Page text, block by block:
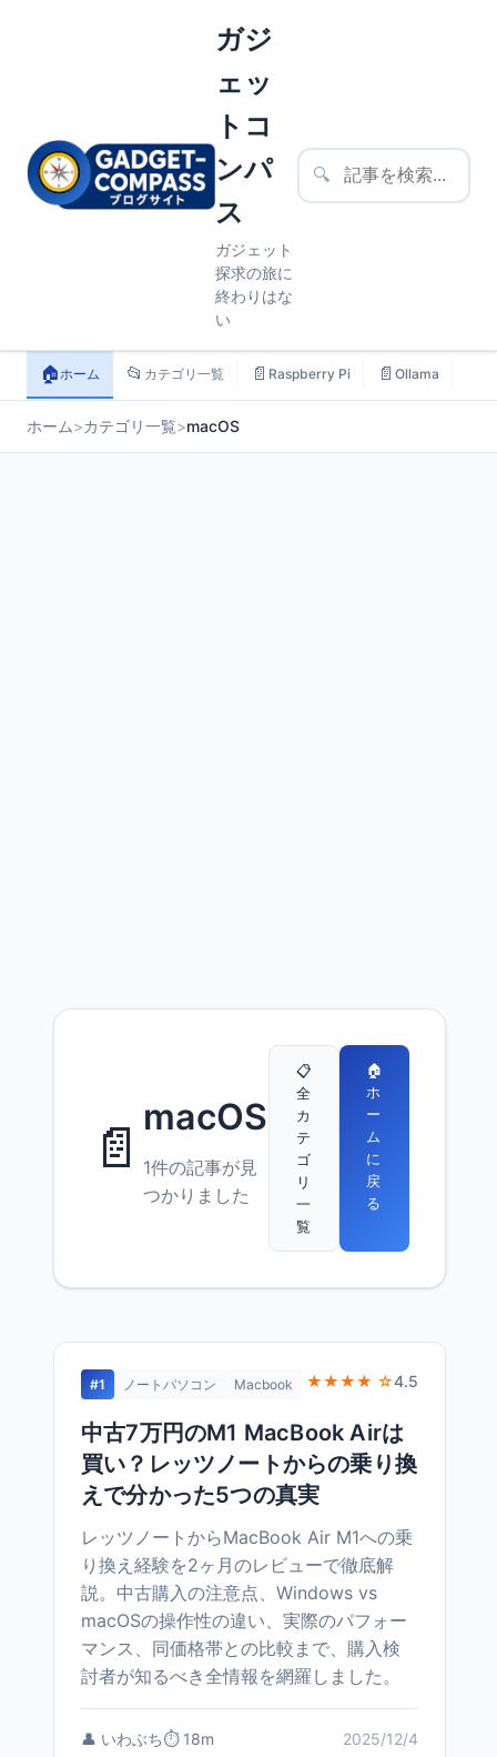
ガジ
ェッ
トコ
ンパ
ス
ガジェット
探求の旅に
終わりはな
い
🔍
🏠ホーム 📂 カテゴリ一覧 📄 Raspberry Pi 📄 Ollama
ホーム>カテゴリ一覧>macOS
📄 macOS
1件の記事が見
つかりました
📋
全
カ
テ
ゴ
リ
一
覧
🏠
ホ
ー
ム
に
戻
る
#1 ノートパソコン Macbook ★★★★ ☆4.5
中古7万円のM1 MacBook Airは
買い？レッツノートからの乗り換
えで分かった5つの真実
レッツノートからMacBook Air M1への乗
り換え経験を2ヶ月のレビューで徹底解
説。中古購入の注意点、Windows vs
macOSの操作性の違い、実際のパフォー
マンス、同価格帯との比較まで、購入検
討者が知るべき全情報を網羅しました。
👤 いわぶち⏱️ 18m 2025/12/4